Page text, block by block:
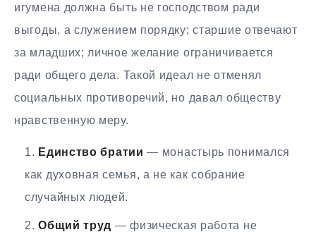
игумена должна быть не господством ради
выгоды, а служением порядку; старшие отвечают
за младших; личное желание ограничивается
ради общего дела. Такой идеал не отменял
социальных противоречий, но давал обществу
нравственную меру.
Единство братии — монастырь понимался
как духовная семья, а не как собрание
случайных людей.
Общий труд — физическая работа не